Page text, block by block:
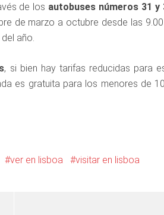
de los autobuses números 31 y
de marzo a octubre desde las
año.
, si bien hay tarifas reducidas para
es gratuita para los menores de
ver en lisboa visitar en lisboa